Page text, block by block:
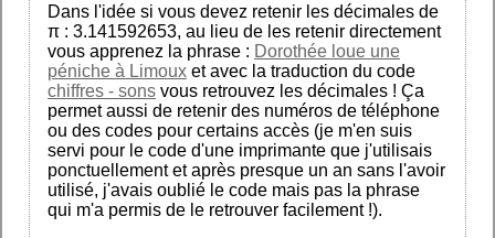
Dans l'idée si vous devez retenir les décimales de
π : 3.141592653, au lieu de les retenir directement
vous apprenez la phrase : Dorothée loue une
péniche à Limoux et avec la traduction du code
chiffres - sons vous retrouvez les décimales ! Ça
permet aussi de retenir des numéros de téléphone
ou des codes pour certains accès (je m'en suis
servi pour le code d'une imprimante que j'utilisais
ponctuellement et après presque un an sans l'avoir
utilisé, j'avais oublié le code mais pas la phrase
qui m'a permis de le retrouver facilement !).